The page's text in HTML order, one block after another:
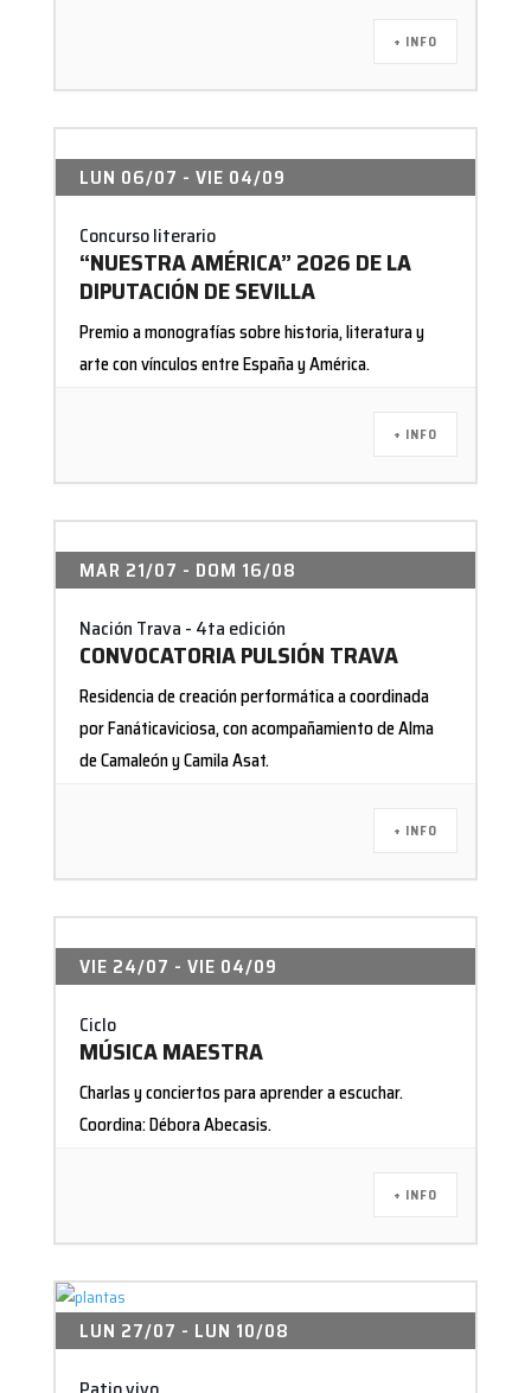
+ INFO
LUN 06/07 - VIE 04/09
Concurso literario
“NUESTRA AMÉRICA” 2026 DE LA
DIPUTACIÓN DE SEVILLA
Premio a monografías sobre historia, literatura y
arte con vínculos entre España y América.
+ INFO
MAR 21/07 - DOM 16/08
Nación Trava - 4ta edición
CONVOCATORIA PULSIÓN TRAVA
Residencia de creación performática a coordinada
por Fanáticaviciosa, con acompañamiento de Alma
de Camaleón y Camila Asat.
+ INFO
VIE 24/07 - VIE 04/09
Ciclo
MÚSICA MAESTRA
Charlas y conciertos para aprender a escuchar.
Coordina: Débora Abecasis.
+ INFO
LUN 27/07 - LUN 10/08